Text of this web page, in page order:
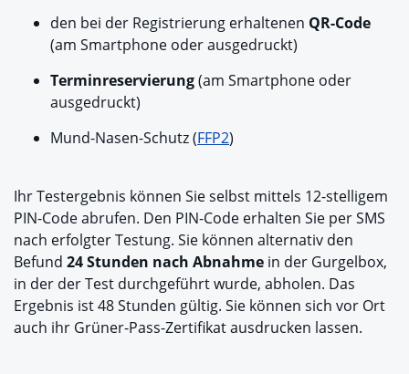
den bei der Registrierung erhaltenen QR-Code
(am Smartphone oder ausgedruckt)
Terminreservierung(am Smartphone oder
ausgedruckt)
Mund-Nasen-Schutz (FFP2)
Ihr Testergebnis können Sie selbst mittels 12-stelligem
PIN-Code abrufen. Den PIN-Code erhalten Sie per SMS
nach erfolgter Testung. Sie können alternativ den
Befund 24 Stunden nach Abnahme in der Gurgelbox,
in der der Test durchgeführt wurde, abholen. Das
Ergebnis ist 48 Stunden gültig. Sie können sich vor Ort
auch ihr Grüner-Pass-Zertifikat ausdrucken lassen.